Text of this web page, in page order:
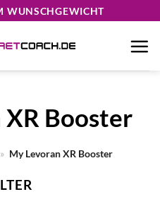
WUNSCHGEWICHT
Booster
» My Levoran XR Booster